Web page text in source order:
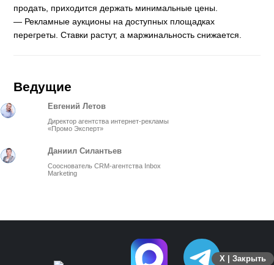
продать, приходится держать минимальные цены.
— Рекламные аукционы на доступных площадках
перегреты. Ставки растут, а маржинальность снижается.
Ведущие
Евгений Летов
Директор агентства интернет-рекламы
«Промо Эксперт»
Даниил Силантьев
Сооснователь СRM-агентства Inbox
Marketing
X | Закрыть